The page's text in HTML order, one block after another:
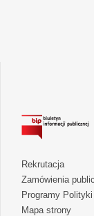
Rekrutacja
Zamówienia
Programy
Mapa strony